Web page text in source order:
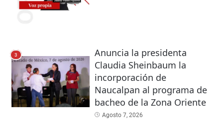
3
Anuncia la presidenta
Claudia Sheinbaum la
incorporación de
Naucalpan al programa de
bacheo de la Zona Oriente
Agosto 7, 2026